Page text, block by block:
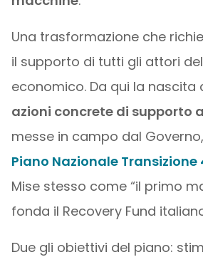
Una trasformazione che
il supporto di tutti gli attori
economico. Da qui la nascita
azioni concrete di supporto
messe in campo dal Governo,
Piano Nazionale Transizione
Mise stesso come “il primo
fonda il Recovery Fund
Due gli obiettivi del piano: